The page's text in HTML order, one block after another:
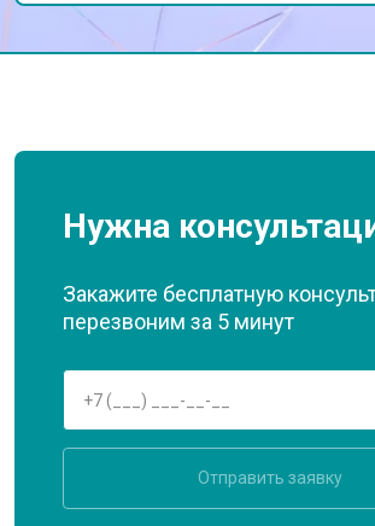
Нужна
Закажите бесплатную
перезвоним за 5 минут
Отправить заявку